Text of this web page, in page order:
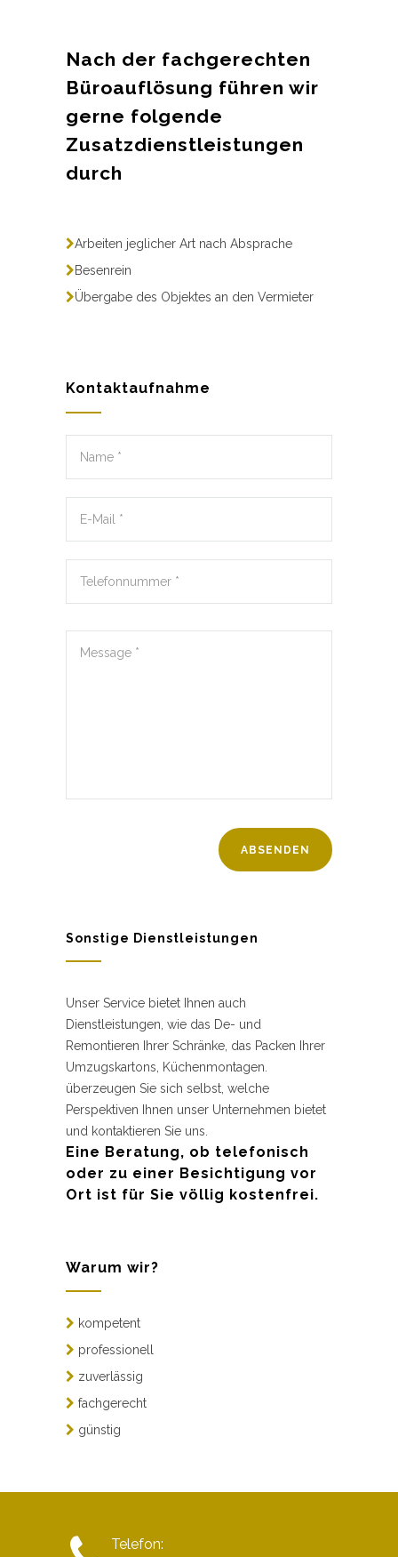
Nach der fachgerechten
Büroauflösung führen wir
gerne folgende
Zusatzdienstleistungen
durch
Arbeiten jeglicher Art nach Absprache
Besenrein
Übergabe des Objektes an den Vermieter
Kontaktaufnahme
Sonstige Dienstleistungen
Unser Service bietet Ihnen auch
Dienstleistungen, wie das De- und
Remontieren Ihrer Schränke, das Packen Ihrer
Umzugskartons, Küchenmontagen.
überzeugen Sie sich selbst, welche
Perspektiven Ihnen unser Unternehmen bietet
und kontaktieren Sie uns.
Eine Beratung, ob telefonisch
oder zu einer Besichtigung vor
Ort ist für Sie völlig kostenfrei.
Warum wir?
kompetent
professionell
zuverlässig
fachgerecht
günstig
Telefon: